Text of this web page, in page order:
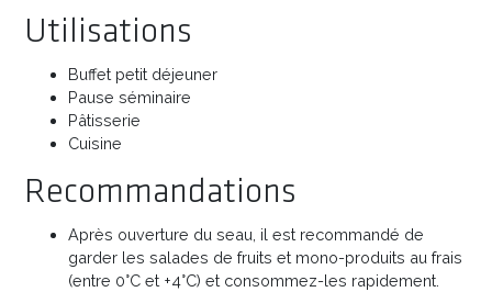
Utilisations
Buffet petit déjeuner
Pause séminaire
Pâtisserie
Cuisine
Recommandations
Après ouverture du seau, il est recommandé de
garder les salades de fruits et mono-produits au frais
(entre 0°C et +4°C) et consommez-les rapidement.